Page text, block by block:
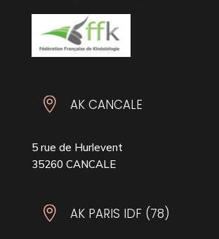
 AK CANCALE
5 rue de Hurlevent
35260 CANCALE
 AK PARIS IDF (78)